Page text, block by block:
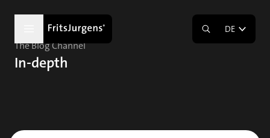
DE
The Blog Channel
In-depth